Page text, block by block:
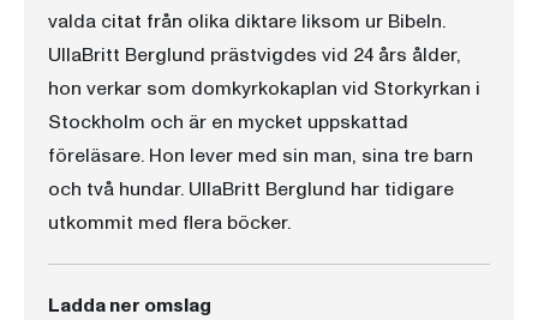
valda citat från olika diktare liksom ur Bibeln.
UllaBritt Berglund prästvigdes vid 24 års ålder,
hon verkar som domkyrkokaplan vid Storkyrkan i
Stockholm och är en mycket uppskattad
föreläsare. Hon lever med sin man, sina tre barn
och två hundar. UllaBritt Berglund har tidigare
utkommit med flera böcker.
Ladda ner omslag